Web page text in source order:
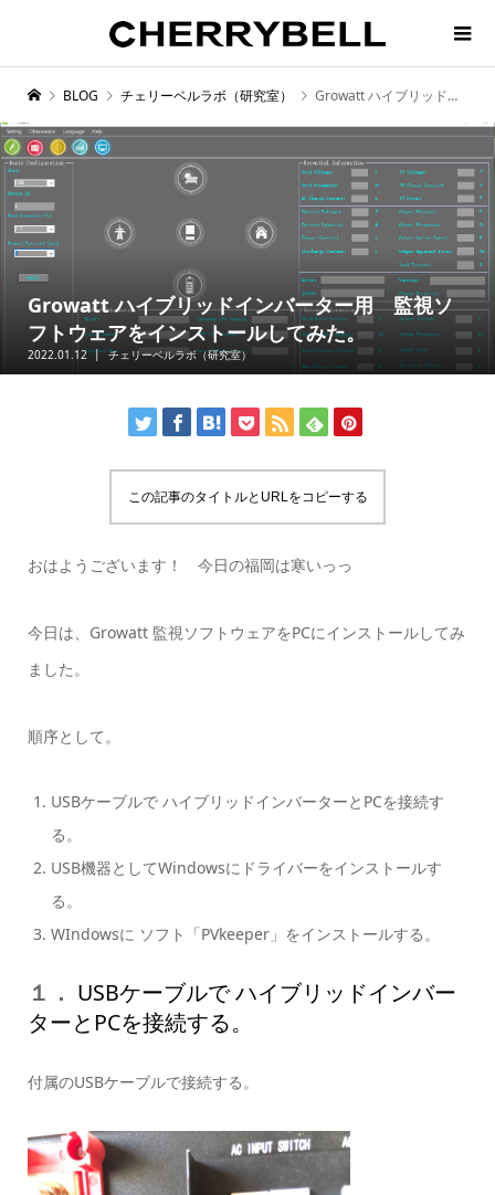
BLOG チェリーベルラボ（研究室） Growatt ハイブリッドインバーター用 監視ソフトウェアをインストールしてみた。
Growatt ハイブリッドインバーター用 監視ソ
フトウェアをインストールしてみた。
2022.01.12 チェリーベルラボ（研究室）
この記事のタイトルとURLをコピーする
おはようございます！ 今日の福岡は寒いっっ
今日は、Growatt 監視ソフトウェアをPCにインストールしてみ
ました。
順序として。
USBケーブルで ハイブリッドインバーターとPCを接続す
る。
USB機器としてWindowsにドライバーをインストールす
る。
WIndowsに ソフト「PVkeeper」をインストールする。
１． USBケーブルで ハイブリッドインバー
ターとPCを接続する。
付属のUSBケーブルで接続する。